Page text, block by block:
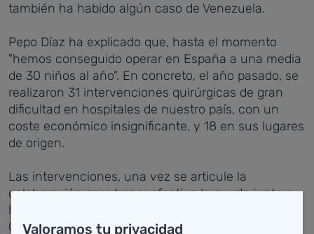
también ha habido algún caso de Venezuela.
Pepo Díaz ha explicado que, hasta el momento
"hemos conseguido operar en España a una media
de 30 niños al año". En concreto, el año pasado, se
realizaron 31 intervenciones quirúrgicas de gran
dificultad en hospitales de nuestro país, con un
coste económico insignificante, y 18 en sus lugares
de origen.
Las intervenciones, una vez se articule la
colaboración para hacer efectiva la ayuda junto a
la Dirección General de Cooperación de la
Consejería de Universidades, Igualdad, Cultura y
Valoramos tu privacidad